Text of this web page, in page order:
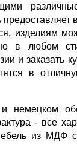
изделиям
в любом
и заказать
в
немецком
- все
из МДФ